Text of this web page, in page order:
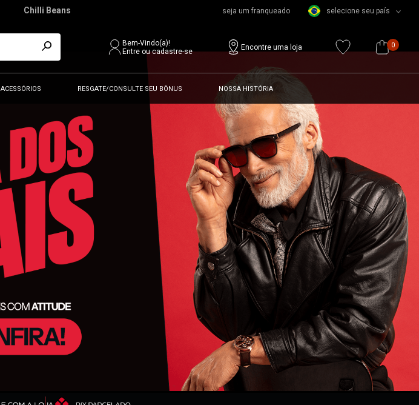
Chilli Beans seja um franqueado selecione seu país
Bem-Vindo(a)!
Entre ou cadastre-se
Encontre uma loja 0
ACESSÓRIOS RESGATE/CONSULTE SEU BÔNUS NOSSA HISTÓRIA